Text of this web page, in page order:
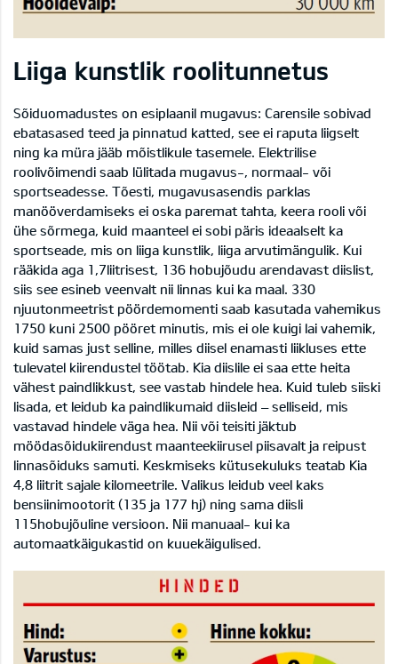
Liiga kunstlik roolitunnetus
Sõiduomadustes on esiplaanil mugavus: Carensile sobivad
ebatasased teed ja pinnatud katted, see ei raputa liigselt
ning ka müra jääb mõistlikule tasemele. Elektrilise
roolivõimendi saab lülitada mugavus-, normaal- või
sportseadesse. Tõesti, mugavusasendis parklas
manööverdamiseks ei oska paremat tahta, keera rooli või
ühe sõrmega, kuid maanteel ei sobi päris ideaalselt ka
sportseade, mis on liiga kunstlik, liiga arvutimängulik. Kui
rääkida aga 1,7liitrisest, 136 hobujõudu arendavast diislist,
siis see esineb veenvalt nii linnas kui ka maal. 330
njuutonmeetrist pöördemomenti saab kasutada vahemikus
1750 kuni 2500 pööret minutis, mis ei ole kuigi lai vahemik,
kuid samas just selline, milles diisel enamasti liikluses ette
tulevatel kiirendustel töötab. Kia diislile ei saa ette heita
vähest paindlikkust, see vastab hindele hea. Kuid tuleb siiski
lisada, et leidub ka paindlikumaid diisleid – selliseid, mis
vastavad hindele väga hea. Nii või teisiti jäktub
möödasõidukiirendust maanteekiirusel piisavalt ja reipust
linnasõiduks samuti. Keskmiseks kütusekuluks teatab Kia
4,8 liitrit sajale kilomeetrile. Valikus leidub veel kaks
bensiinimootorit (135 ja 177 hj) ning sama diisli
115hobujõuline versioon. Nii manuaal- kui ka
automaatkäigukastid on kuuekäigulised.